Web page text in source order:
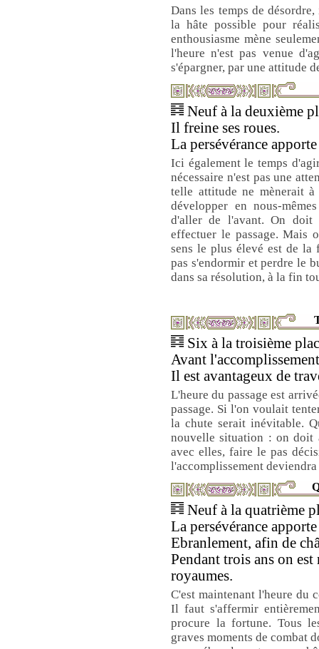
Dans les temps de
la hâte possible pour
enthousiasme mène
l'heure n'est pas venue
s'épargner, par une attitude
Neuf à la deuxième
Il freine ses roues.
La persévérance
Ici également le temps
nécessaire n'est pas une
telle attitude ne mènerait
développer en nous-
d'aller de l'avant. On doit
effectuer le passage. Mais
sens le plus élevé est de
pas s'endormir et perdre le
dans sa résolution, à la fin
Six à la troisième
Avant
Il est avantageux de
L'heure du passage est
passage. Si l'on voulait
la chute serait inévitable.
nouvelle situation : on doit
avec elles, faire le pas
l'accomplissement
Neuf à la quatrième
La persévérance
Ebranlement, afin de
Pendant trois ans on est
royaumes.
C'est maintenant l'heure du
Il faut s'affermir
procure la fortune. Tous
graves moments de combat